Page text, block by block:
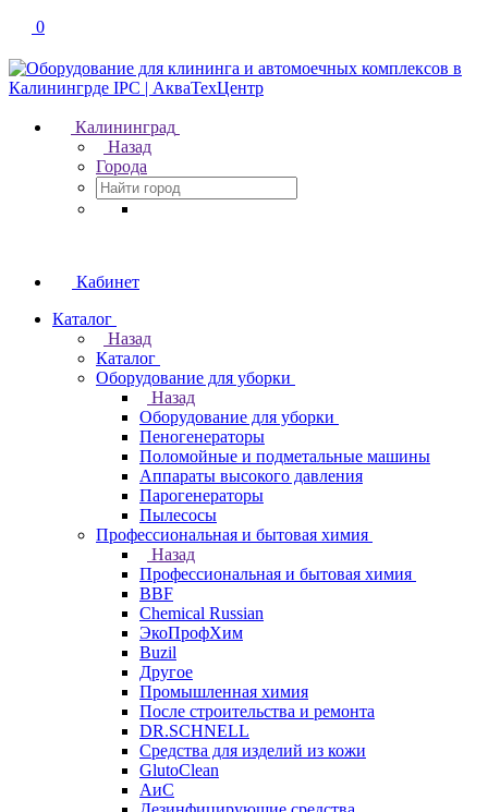
0
Калининград
Назад
Города
Кабинет
Каталог
Назад
Каталог
Оборудование для уборки
Назад
Оборудование для уборки
Пеногенераторы
Поломойные и подметальные машины
Аппараты высокого давления
Парогенераторы
Пылесосы
Профессиональная и бытовая химия
Назад
Профессиональная и бытовая химия
BBF
Chemical Russian
ЭкоПрофХим
Buzil
Другое
Промышленная химия
После строительства и ремонта
DR.SCHNELL
Средства для изделий из кожи
GlutoClean
АиС